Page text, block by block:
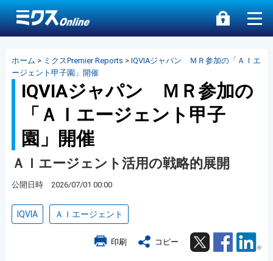
ホーム > ミクスPremier Reports > IQVIAジャパン ＭＲ参加の「ＡＩエ
ージェント甲子園」開催
IQVIAジャパン ＭＲ参加の
「ＡＩエージェント甲子
園」開催
ＡＩエージェント活用の戦略的展開
公開日時 2026/07/01 00:00
IQVIA ＡＩエージェント
印刷 コピー Twitter Facebook